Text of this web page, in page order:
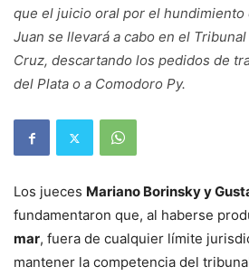
que el juicio oral por el hundimiento
Juan se llevará a cabo en el
Cruz, descartando los pedidos de
del Plata o a Comodoro Py.
Los jueces Mariano Borinsky y
fundamentaron que, al haberse
mar, fuera de cualquier límite
mantener la competencia del